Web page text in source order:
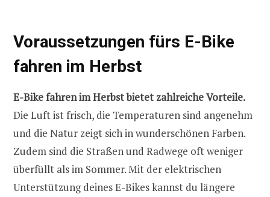
Voraussetzungen fürs E-Bike
fahren im Herbst
E-Bike fahren im Herbst bietet zahlreiche Vorteile.
Die Luft ist frisch, die Temperaturen sind angenehm
und die Natur zeigt sich in wunderschönen Farben.
Zudem sind die Straßen und Radwege oft weniger
überfüllt als im Sommer. Mit der elektrischen
Unterstützung deines E-Bikes kannst du längere